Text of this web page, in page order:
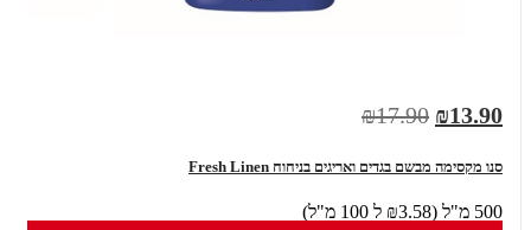
₪13.90
₪17.90
סנו מקסימה מבשם בגדים ואריגים בניחוח Fresh Linen
500 מ"ל (₪3.58 ל 100 מ"ל)